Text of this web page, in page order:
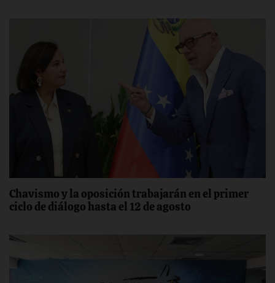
Chavismo y la oposición trabajarán en el primer
ciclo de diálogo hasta el 12 de agosto